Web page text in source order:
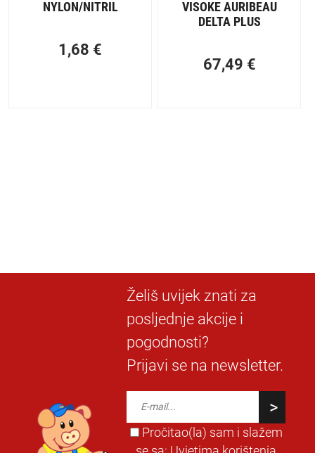
NYLON/NITRIL
1,68 €
VISOKE AURIBEAU
DELTA PLUS
67,49 €
Želiš uvijek znati za
posljednje akcije i
pogodnosti?
Prijavi se na newsletter.
Pročitao(la) sam i slažem